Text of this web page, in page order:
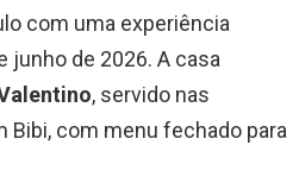
com uma experiência
junho de 2026. A casa
, servido nas
Bibi, com menu fechado para